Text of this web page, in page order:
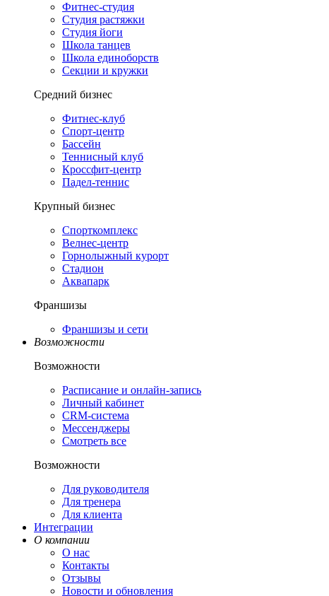
Фитнес-студия
Студия растяжки
Студия йоги
Школа танцев
Школа единоборств
Секции и кружки
Средний бизнес
Фитнес-клуб
Спорт-центр
Бассейн
Теннисный клуб
Кроссфит-центр
Падел-теннис
Крупный бизнес
Спорткомплекс
Велнес-центр
Горнолыжный курорт
Стадион
Аквапарк
Франшизы
Франшизы и сети
Возможности
Возможности
Расписание и онлайн-запись
Личный кабинет
CRM-система
Мессенджеры
Смотреть все
Возможности
Для руководителя
Для тренера
Для клиента
Интеграции
О компании
О нас
Контакты
Отзывы
Новости и обновления